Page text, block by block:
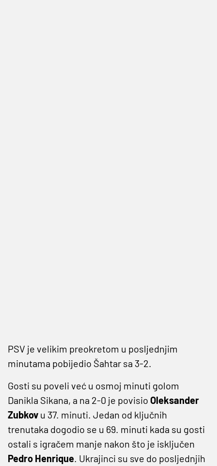
PSV je velikim preokretom u posljednjim
minutama pobijedio Šahtar sa 3-2.
Gosti su poveli već u osmoj minuti golom
Danikla Sikana, a na 2-0 je povisio Oleksander
Zubkov u 37. minuti. Jedan od ključnih
trenutaka dogodio se u 69. minuti kada su gosti
ostali s igračem manje nakon što je isključen
Pedro Henrique. Ukrajinci su sve do posljednjih